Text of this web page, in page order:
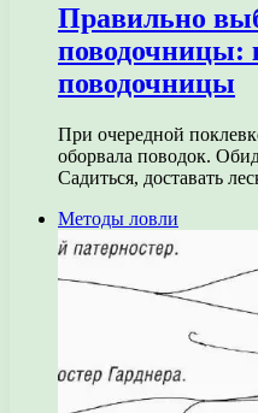
Правильно
поводочницы:
поводочницы
При очередной
оборвала поводок.
Садиться, доставать
Методы ловли